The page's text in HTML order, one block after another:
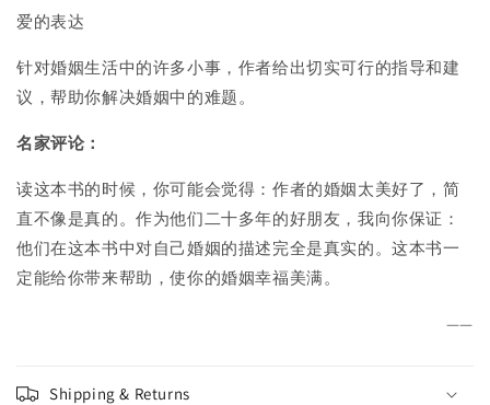
爱的表达
针对婚姻生活中的许多小事，作者给出切实可行的指导和建
议，帮助你解决婚姻中的难题。
名家评论：
读这本书的时候，你可能会觉得：作者的婚姻太美好了，简
直不像是真的。作为他们二十多年的好朋友，我向你保证：
他们在这本书中对自己婚姻的描述完全是真实的。这本书一
定能给你带来帮助，使你的婚姻幸福美满。
——
Shipping & Returns